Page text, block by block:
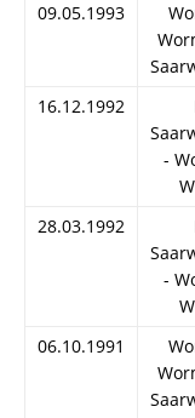
09.05.1993
16.12.1992
-
28.03.1992
-
06.10.1991